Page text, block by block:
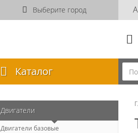
Выберите город
Каталог
Двигатели
Двигатели базовые